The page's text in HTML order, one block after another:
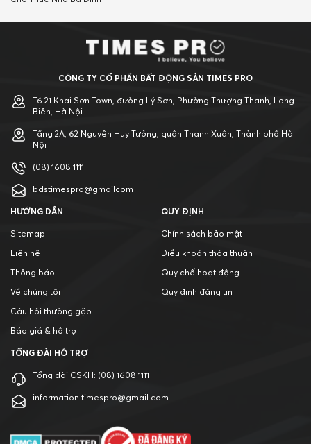
CÔNG TY CỔ PHẦN BẤT ĐỘNG SẢN TIMES PRO
T6.21 Khai Sơn Town, đường Lý Sơn, Phường Thượng Thanh, Long
Biên, Hà Nội
Tầng 2A, 62 Nguyễn Huy Tưởng, quận Thanh Xuân, Thành phố Hà
Nội
(08) 1608 1111
bdstimespro@gmailcom
HƯỚNG DẪN
Sitemap
Liên hệ
Thông báo
Về chúng tôi
Câu hỏi thường gặp
Báo giá & hỗ trợ
QUY ĐỊNH
Chính sách bảo mật
Điều khoản thỏa thuận
Quy chế hoạt động
Quy định đăng tin
TỔNG ĐÀI HỖ TRỢ
Tổng đài CSKH: (08) 1608 1111
information.timespro@gmail.com